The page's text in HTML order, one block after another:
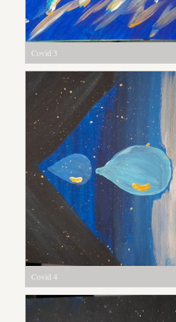
Covid 3
Covid 4